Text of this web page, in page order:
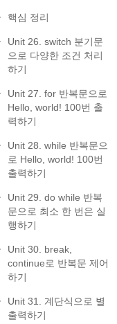
핵심 정리
Unit 26. switch 분기문
으로 다양한 조건 처리
하기
Unit 27. for 반복문으로
Hello, world! 100번 출
력하기
Unit 28. while 반복문으
로 Hello, world! 100번
출력하기
Unit 29. do while 반복
문으로 최소 한 번은 실
행하기
Unit 30. break,
continue로 반복문 제어
하기
Unit 31. 계단식으로 별
출력하기